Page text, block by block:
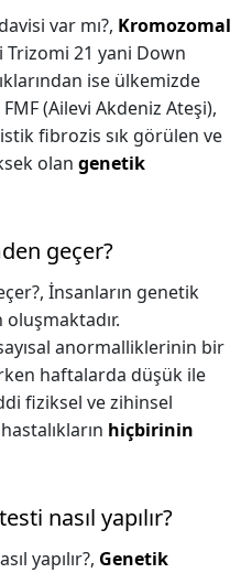
var mı?, Kromozomal
Trizomi 21 yani Down
ise ülkemizde
(Ailevi Akdeniz Ateşi),
fibrozis sık görülen ve
olan genetik
geçer?
İnsanların genetik
anormalliklerinin bir
haftalarda düşük ile
fiziksel ve zihinsel
hiçbirinin
nasıl yapılır?
yapılır?, Genetik